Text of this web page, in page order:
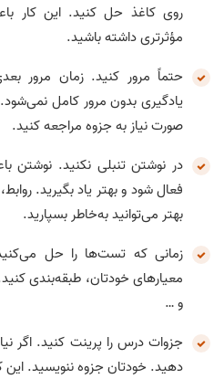
الکترونیک دیجیتال جلسه 4
پاسخ تشریحی
1403
روی کاغذ حل کنید. این کار
مؤثرتری داشته باشید.
حتماً مرور کنید. زمان‌ مرور
یادگیری بدون مرور کامل
صورت نیاز به جزوه مراجعه کنید.
در نوشتن تنبلی نکنید.
فعال شود و بهتر یاد بگیرید.
بهتر می‌‌توانید به‌خاطر بسپارید.
زمانی که تست‌‌ها را حل
معیار‌های خودتان، طبقه‌بندی
و …
جزوات درس را پرینت کنید. اگر
دهید. خودتان جزوه ننویسید. این